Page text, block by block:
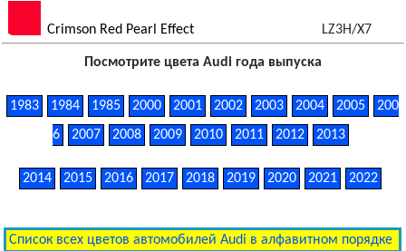
Crimson Red Pearl Effect LZ3H/X7
Sprint Blue Pearl Clearcoat LZ5F/5N
Посмотрите цвета Audi года выпуска
1983 1984 1985 2000 2001 2002 2003 2004 2005
200
6
2007 2008 2009 2010 2011 2012 2013
2014 2015 2016 2017 2018 2019 2020 2021 2022
Список всех цветов автомобилей Audi в алфавитном порядке